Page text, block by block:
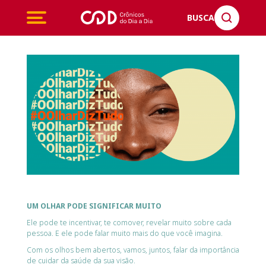
BUSCA
UM OLHAR PODE SIGNIFICAR MUITO
Ele pode te incentivar, te comover, revelar muito sobre cada
pessoa. E ele pode falar muito mais do que você imagina.
Com os olhos bem abertos, vamos, juntos, falar da importância
de cuidar da saúde da sua visão.